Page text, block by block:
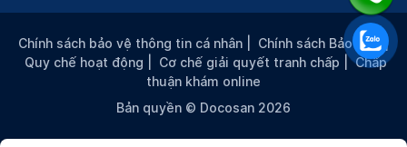
Chính sách bảo vệ thông tin cá nhân Chính sách Bảo mật |
Quy chế hoạt động
Cơ chế giải quyết tranh chấp |Chấp
thuận khám online
Bản quyền © Docosan 2026